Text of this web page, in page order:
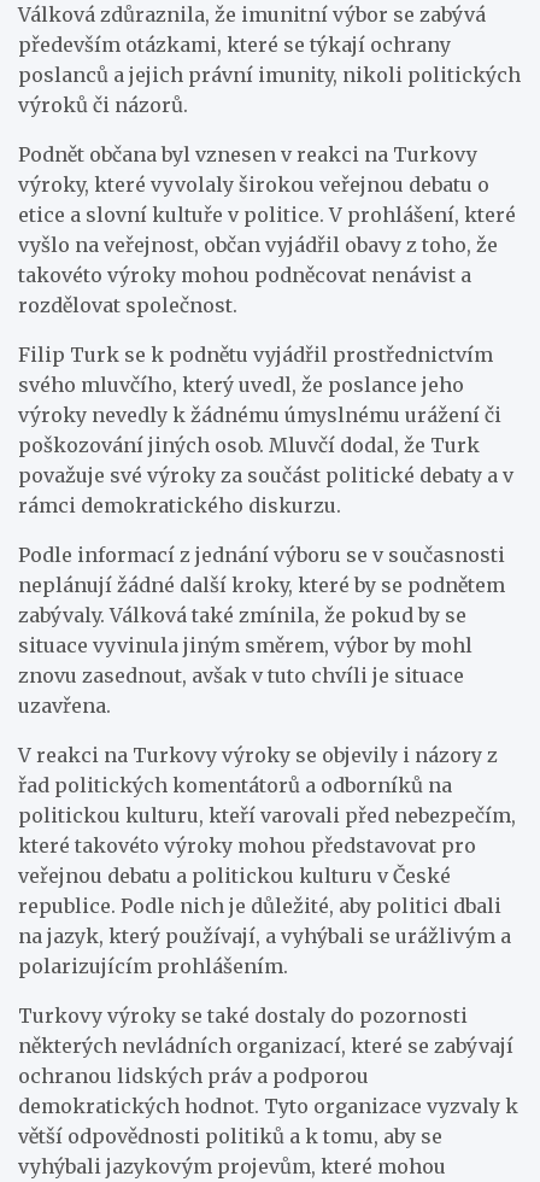
Válková zdůraznila, že imunitní výbor se zabývá
především otázkami, které se týkají ochrany
poslanců a jejich právní imunity, nikoli politických
výroků či názorů.
Podnět občana byl vznesen v reakci na Turkovy
výroky, které vyvolaly širokou veřejnou debatu o
etice a slovní kultuře v politice. V prohlášení, které
vyšlo na veřejnost, občan vyjádřil obavy z toho, že
takovéto výroky mohou podněcovat nenávist a
rozdělovat společnost.
Filip Turk se k podnětu vyjádřil prostřednictvím
svého mluvčího, který uvedl, že poslance jeho
výroky nevedly k žádnému úmyslnému urážení či
poškozování jiných osob. Mluvčí dodal, že Turk
považuje své výroky za součást politické debaty a v
rámci demokratického diskurzu.
Podle informací z jednání výboru se v současnosti
neplánují žádné další kroky, které by se podnětem
zabývaly. Válková také zmínila, že pokud by se
situace vyvinula jiným směrem, výbor by mohl
znovu zasednout, avšak v tuto chvíli je situace
uzavřena.
V reakci na Turkovy výroky se objevily i názory z
řad politických komentátorů a odborníků na
politickou kulturu, kteří varovali před nebezpečím,
které takovéto výroky mohou představovat pro
veřejnou debatu a politickou kulturu v České
republice. Podle nich je důležité, aby politici dbali
na jazyk, který používají, a vyhýbali se urážlivým a
polarizujícím prohlášením.
Turkovy výroky se také dostaly do pozornosti
některých nevládních organizací, které se zabývají
ochranou lidských práv a podporou
demokratických hodnot. Tyto organizace vyzvaly k
větší odpovědnosti politiků a k tomu, aby se
vyhýbali jazykovým projevům, které mohou